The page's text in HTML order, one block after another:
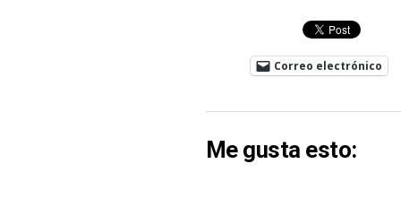
Correo electrónico
Me gusta esto: